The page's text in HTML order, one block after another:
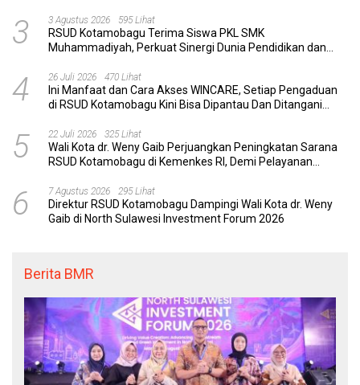
3 3 Agustus 2026 595 Lihat
RSUD Kotamobagu Terima Siswa PKL SMK
Muhammadiyah, Perkuat Sinergi Dunia Pendidikan dan
4 26 Juli 2026 470 Lihat
Ini Manfaat dan Cara Akses WINCARE, Setiap Pengaduan
di RSUD Kotamobagu Kini Bisa Dipantau Dan Ditangani
5 22 Juli 2026 325 Lihat
Wali Kota dr. Weny Gaib Perjuangkan Peningkatan Sarana
RSUD Kotamobagu di Kemenkes RI, Demi Pelayanan
6 7 Agustus 2026 295 Lihat
Direktur RSUD Kotamobagu Dampingi Wali Kota dr. Weny
Gaib di North Sulawesi Investment Forum 2026
Berita BMR